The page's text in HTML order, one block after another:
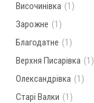
Височинівка (1)
Зарожне (1)
Благодатне (1)
Верхня Писарівка (1)
Олександрівка (1)
Старі Валки (1)